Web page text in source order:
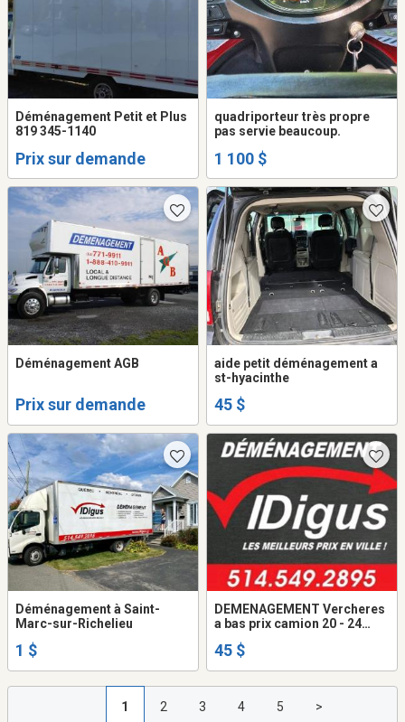
Déménagement Petit et Plus
819 345-1140
Prix sur demande
quadriporteur très propre
pas servie beaucoup.
1 100 $
Déménagement AGB
Prix sur demande
aide petit déménagement a
st-hyacinthe
45 $
Déménagement à Saint-
Marc-sur-Richelieu
1 $
DEMENAGEMENT Vercheres
a bas prix camion 20 - 24
549-2895
45 $
1 2 3 4 5 >